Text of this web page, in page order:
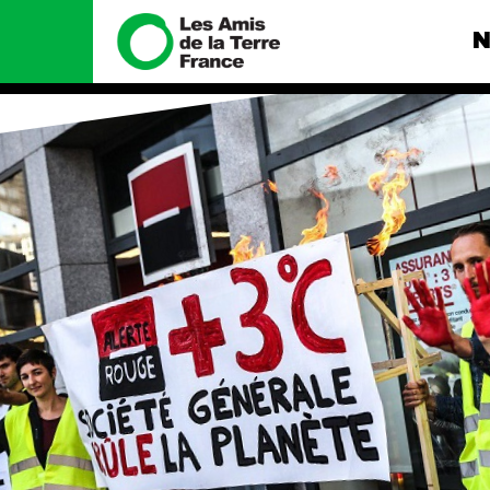
Nous connaître
Histoire
Manifeste
Missions et méthodes
Valeurs
Équipes et
fonctionnement
Le réseau dans le monde
Nos alliés
Je soutiens les Amis de la
Terre
Nos
Total, rendez-
tribunal
Gaz « naturel
enfumage
Mode : une
destructrice
Gaz au
violence
Nos autres